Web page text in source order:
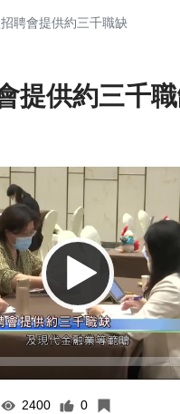
聘會提供約三千職缺
提供約三千
2400 0